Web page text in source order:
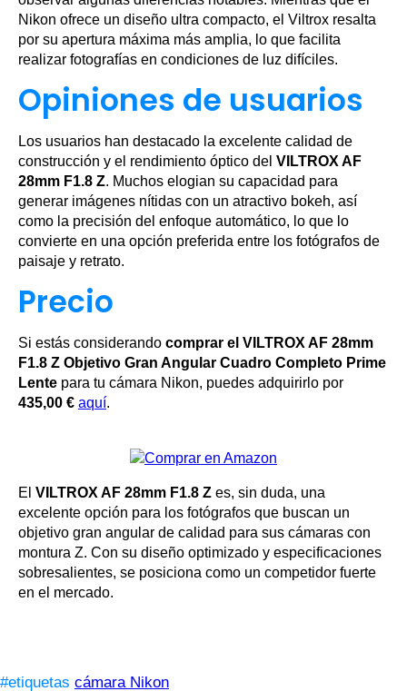
Nikon ofrece un diseño ultra compacto, el Viltrox resalta
por su apertura máxima más amplia, lo que facilita
realizar fotografías en condiciones de luz difíciles.
Opiniones de usuarios
Los usuarios han destacado la excelente calidad de
construcción y el rendimiento óptico del VILTROX AF
28mm F1.8 Z. Muchos elogian su capacidad para
generar imágenes nítidas con un atractivo bokeh, así
como la precisión del enfoque automático, lo que lo
convierte en una opción preferida entre los fotógrafos de
paisaje y retrato.
Precio
Si estás considerando comprar el VILTROX AF 28mm
F1.8 Z Objetivo Gran Angular Cuadro Completo Prime
Lente para tu cámara Nikon, puedes adquirirlo por
435,00 € aquí.
El VILTROX AF 28mm F1.8 Z es, sin duda, una
excelente opción para los fotógrafos que buscan un
objetivo gran angular de calidad para sus cámaras con
montura Z. Con su diseño optimizado y especificaciones
sobresalientes, se posiciona como un competidor fuerte
en el mercado.
#etiquetas cámara Nikon